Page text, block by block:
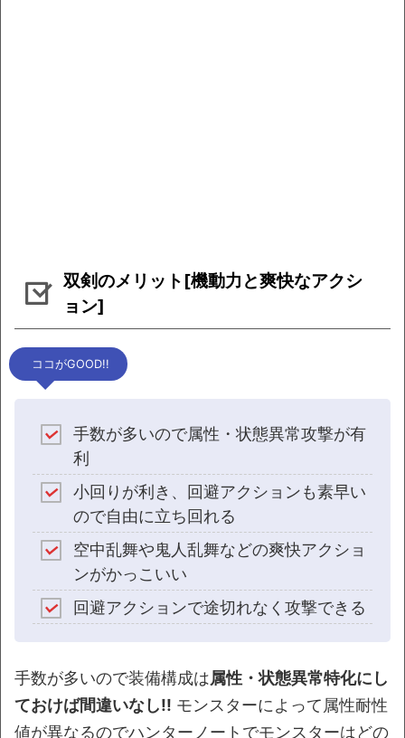
双剣のメリット[機動力と爽快なアクシ
ョン]
ココがGOOD!!
手数が多いので属性・状態異常攻撃が有
利
小回りが利き、回避アクションも素早い
ので自由に立ち回れる
空中乱舞や鬼人乱舞などの爽快アクショ
ンがかっこいい
回避アクションで途切れなく攻撃できる
手数が多いので装備構成は属性・状態異常特化にし
ておけば間違いなし!! モンスターによって属性耐性
値が異なるのでハンターノートでモンスターはどの